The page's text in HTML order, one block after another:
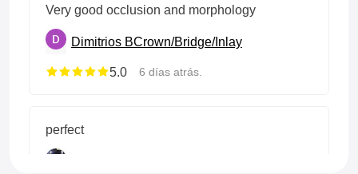
Very good occlusion and morphology
Dimitrios BCrown/Bridge/Inlay
5.0
6 días atrás.
perfect